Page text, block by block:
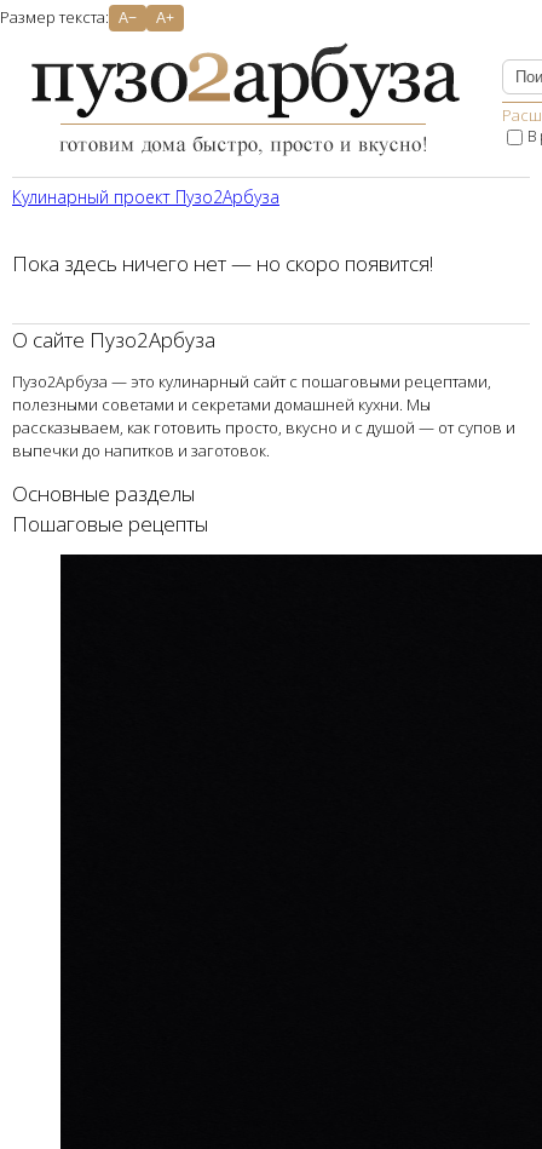
Размер текста: A− A+
В
Кулинарный проект Пузо2Aрбуза
Пока здесь ничего нет — но скоро появится!
О сайте Пузо2Арбуза
Пузо2Арбуза — это кулинарный сайт с пошаговыми рецептами,
полезными советами и секретами домашней кухни. Мы
рассказываем, как готовить просто, вкусно и с душой — от супов и
выпечки до напитков и заготовок.
Основные разделы
Пошаговые рецепты